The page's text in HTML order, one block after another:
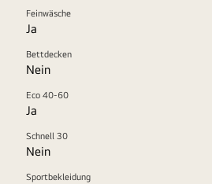
Feinwäsche
Ja
Bettdecken
Nein
Eco 40-60
Ja
Schnell 30
Nein
Sportbekleidung